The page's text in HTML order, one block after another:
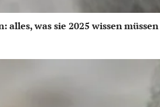
was sie 2025 wissen müssen